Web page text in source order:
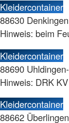
Kleidercontainer
88630
Hinweis: beim
Kleidercontainer
88690
Hinweis: DRK
Kleidercontainer
88662